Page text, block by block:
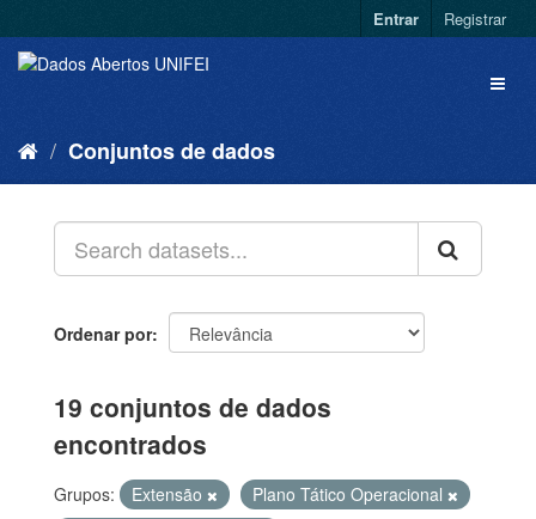
Entrar Registrar
Conjuntos de dados
Ordenar por
19 conjuntos de dados
encontrados
Grupos: Extensão
Plano Tático Operacional